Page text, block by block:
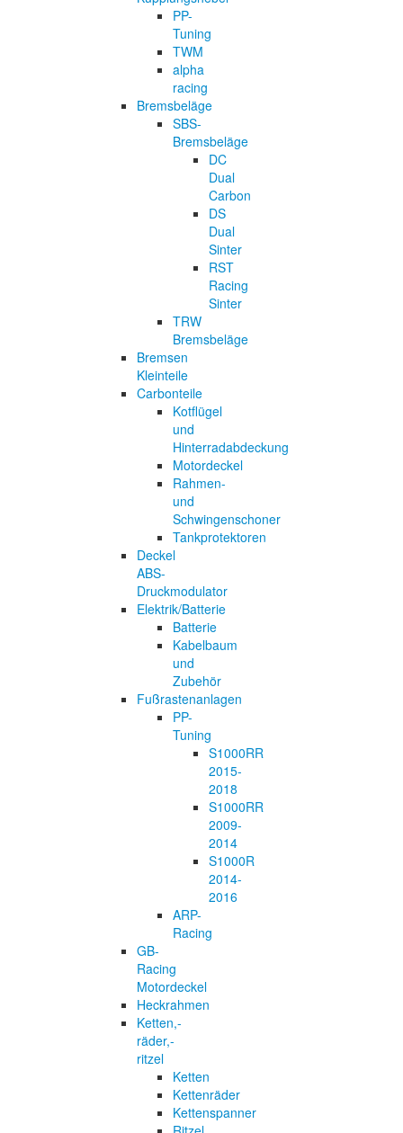
PP-
Tuning
TWM
alpha
racing
Bremsbeläge
SBS-
Bremsbeläge
DC
Dual
Carbon
DS
Dual
Sinter
RST
Racing
Sinter
TRW
Bremsbeläge
Bremsen
Kleinteile
Carbonteile
Kotflügel
und
Hinterradabdeckung
Motordeckel
Rahmen-
und
Schwingenschoner
Tankprotektoren
Deckel
ABS-
Druckmodulator
Elektrik/Batterie
Batterie
Kabelbaum
und
Zubehör
Fußrastenanlagen
PP-
Tuning
S1000RR
2015-
2018
S1000RR
2009-
2014
S1000R
2014-
2016
ARP-
Racing
GB-
Racing
Motordeckel
Heckrahmen
Ketten,-
räder,-
ritzel
Ketten
Kettenräder
Kettenspanner